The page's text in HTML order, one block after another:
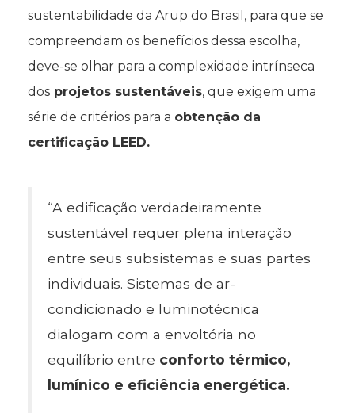
sustentabilidade da Arup do Brasil, para que se
compreendam os benefícios dessa escolha,
deve-se olhar para a complexidade intrínseca
dos projetos sustentáveis, que exigem uma
série de critérios para a obtenção da
certificação LEED.
“A edificação verdadeiramente
sustentável requer plena interação
entre seus subsistemas e suas partes
individuais. Sistemas de ar-
condicionado e luminotécnica
dialogam com a envoltória no
equilíbrio entre conforto térmico,
lumínico e eficiência energética.